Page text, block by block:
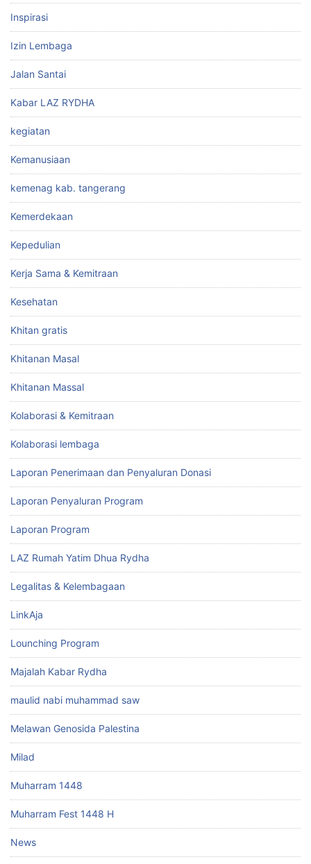
Inspirasi
Izin Lembaga
Jalan Santai
Kabar LAZ RYDHA
kegiatan
Kemanusiaan
kemenag kab. tangerang
Kemerdekaan
Kepedulian
Kerja Sama & Kemitraan
Kesehatan
Khitan gratis
Khitanan Masal
Khitanan Massal
Kolaborasi & Kemitraan
Kolaborasi lembaga
Laporan Penerimaan dan Penyaluran Donasi
Laporan Penyaluran Program
Laporan Program
LAZ Rumah Yatim Dhua Rydha
Legalitas & Kelembagaan
LinkAja
Lounching Program
Majalah Kabar Rydha
maulid nabi muhammad saw
Melawan Genosida Palestina
Milad
Muharram 1448
Muharram Fest 1448 H
News